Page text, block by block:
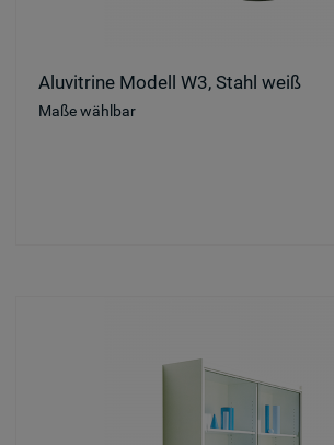
Aluvitrine Modell W3, Stahl weiß
Maße wählbar